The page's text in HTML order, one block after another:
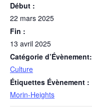
Début :
22 mars 2025
Fin :
13 avril 2025
Catégorie d’Évènement:
Culture
Étiquettes Évènement :
Morin-Heights